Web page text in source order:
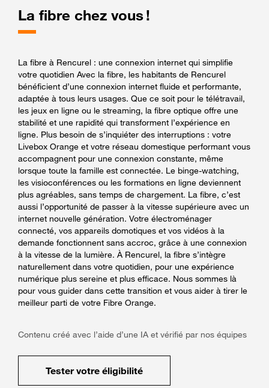
La fibre chez vous !
La fibre à Rencurel : une connexion internet qui simplifie
votre quotidien Avec la fibre, les habitants de Rencurel
bénéficient d’une connexion internet fluide et performante,
adaptée à tous leurs usages. Que ce soit pour le télétravail,
les jeux en ligne ou le streaming, la fibre optique offre une
stabilité et une rapidité qui transforment l’expérience en
ligne. Plus besoin de s’inquiéter des interruptions : votre
Livebox Orange et votre réseau domestique performant vous
accompagnent pour une connexion constante, même
lorsque toute la famille est connectée. Le binge-watching,
les visioconférences ou les formations en ligne deviennent
plus agréables, sans temps de chargement. La fibre, c’est
aussi l’opportunité de passer à la vitesse supérieure avec un
internet nouvelle génération. Votre électroménager
connecté, vos appareils domotiques et vos vidéos à la
demande fonctionnent sans accroc, grâce à une connexion
à la vitesse de la lumière. À Rencurel, la fibre s’intègre
naturellement dans votre quotidien, pour une expérience
numérique plus sereine et plus efficace. Nous sommes là
pour vous guider dans cette transition et vous aider à tirer le
meilleur parti de votre Fibre Orange.
Contenu créé avec l’aide d’une IA et vérifié par nos équipes
Tester votre éligibilité